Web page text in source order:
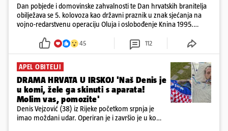
Dan pobjede i domovinske zahvalnosti te Dan hrvatskih branitelja
obilježava se 5. kolovoza kao državni praznik u znak sjećanja na
vojno-redarstvenu operaciju Oluja i oslobođenje Knina 1995.
45 112
APEL OBITELJI
DRAMA HRVATA U IRSKOJ 'Naš Denis je
u komi, žele ga skinuti s aparata!
Molim vas, pomozite'
Denis Vejzović (38) iz Rijeke početkom srpnja je
imao moždani udar. Operiran je i završio je u komi.